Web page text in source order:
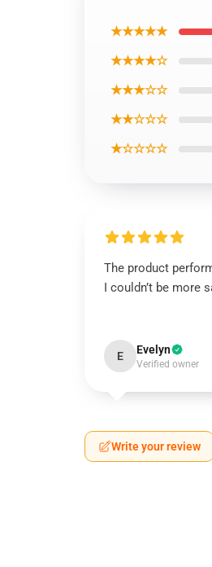
★★★★★
★★★★☆
★★★☆☆
★★☆☆☆
★☆☆☆☆
The product
I couldn’t be more
E Evelyn
Verified owner
Write your review